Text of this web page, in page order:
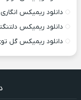
دانلود ریمیکس
دانلود ریمیکس
دانلود ریمیکس گل